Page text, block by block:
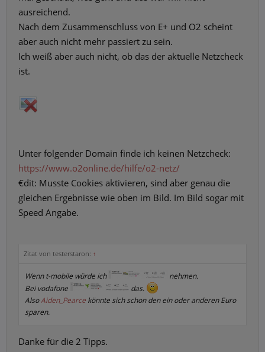
ausreichend.
Nach dem Zusammenschluss von E+ und O2 scheint
aber auch nicht mehr passiert zu sein.
Ich weiß aber auch nicht, ob das der aktuelle Netzcheck
ist.
Unter folgender Domain finde ich keinen Netzcheck:
https://www.o2online.de/hilfe/o2-netz/
€dit: Musste Cookies aktivieren, sind aber genau die
gleichen Ergebnisse wie oben im Bild. Im Bild sogar mit
Speed Angabe.
Zitat von testerstaron: ↑
Wenn t-mobile würde ich
nehmen.
Bei vodafone
das.
AlsoAiden_Pearce könnte sich schon den ein oder anderen Euro
sparen.
Danke für die 2 Tipps.